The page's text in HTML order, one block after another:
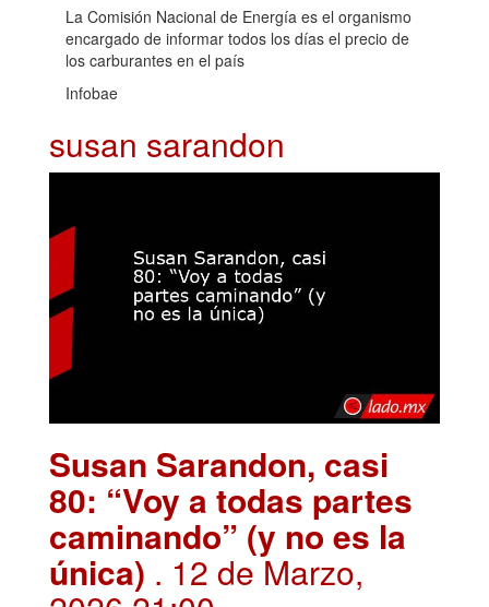
La Comisión Nacional de Energía es el organismo
encargado de informar todos los días el precio de
los carburantes en el país
Infobae
susan sarandon
Susan Sarandon, casi
80: “Voy a todas partes
caminando” (y no es la
única) . 12 de Marzo,